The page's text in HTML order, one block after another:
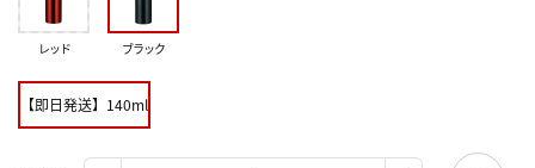
レッド ブラック
【即日発送】140ml